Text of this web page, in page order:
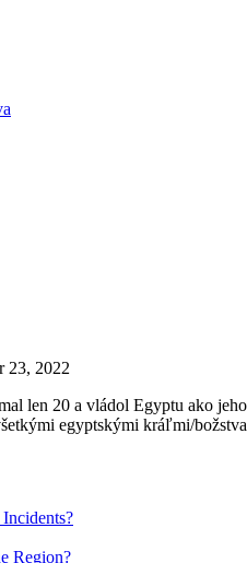
23, 2022
len 20 a vládol Egyptu ako
egyptskými kráľmi/
Region?